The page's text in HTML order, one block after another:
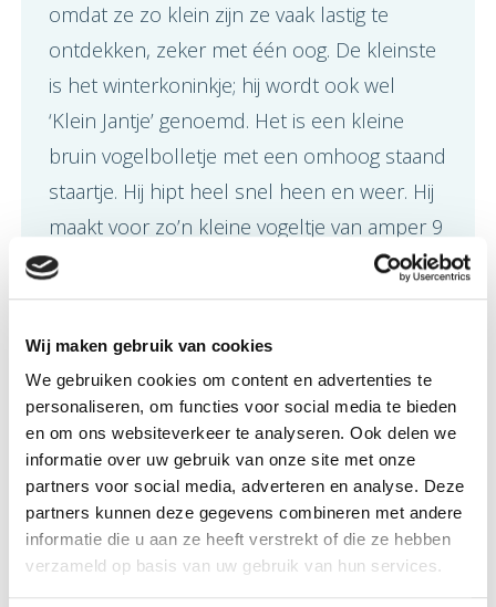
Wij maken gebruik van cookies
We gebruiken cookies om content en advertenties te
personaliseren, om functies voor social media te bieden
en om ons websiteverkeer te analyseren. Ook delen we
informatie over uw gebruik van onze site met onze
partners voor social media, adverteren en analyse. Deze
partners kunnen deze gegevens combineren met andere
informatie die u aan ze heeft verstrekt of die ze hebben
verzameld op basis van uw gebruik van hun services.
omdat ze zo klein zijn ze vaak lastig te
ontdekken, zeker met één oog. De kleinste
is het winterkoninkje; hij wordt ook wel
‘Klein Jantje’ genoemd. Het is een kleine
bruin vogelbolletje met een omhoog staand
staartje. Hij hipt heel snel heen en weer. Hij
maakt voor zo’n kleine vogeltje van amper 9
cm verbazingwekkend veel geluid. Zijn zang
is prachtig helder en tijdens het ‘hippen’
maakt hij een fel schel en snel achter elkaar
tikkend metaalachtig geluid: tek-tek-tek-tek.
De heggenmus is ook bruin, maar
gespikkeld en heeft een blauw bruin koppie.
Hij hipt niet zoals de meeste vogels doen,
maar rent op zijn korte vogelpootjes heen
en weer. Alle kans dat als je hem ziet
rennen dat je denkt dat een muisje is.